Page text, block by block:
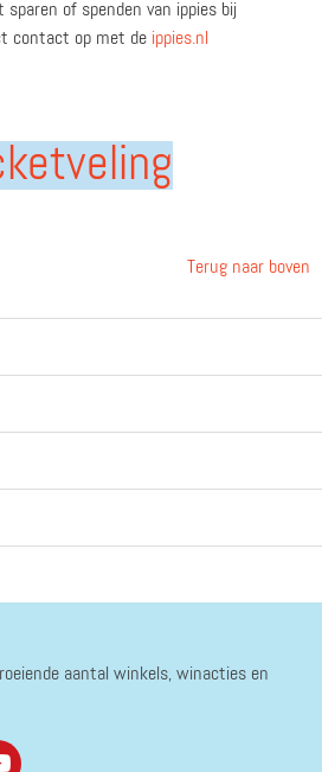
sparen of spenden van ippies bij
contact op met de ippies.nl
Terug naar boven
aantal winkels, winacties en